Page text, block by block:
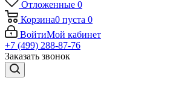
Отложенные 0
Корзина0 пуста 0
ВойтиМой кабинет
+7 (499) 288-87-76
Заказать звонок